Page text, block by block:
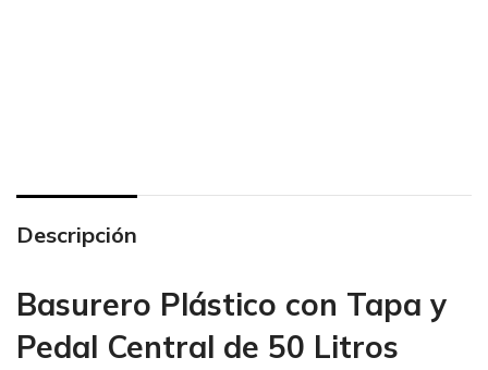
Descripción
Basurero Plástico con Tapa y
Pedal Central de 50 Litros